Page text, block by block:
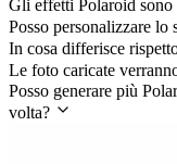
Gli effetti Polaroid
Posso personalizzare
In cosa differisce
Le foto caricate
Posso generare più
volta?